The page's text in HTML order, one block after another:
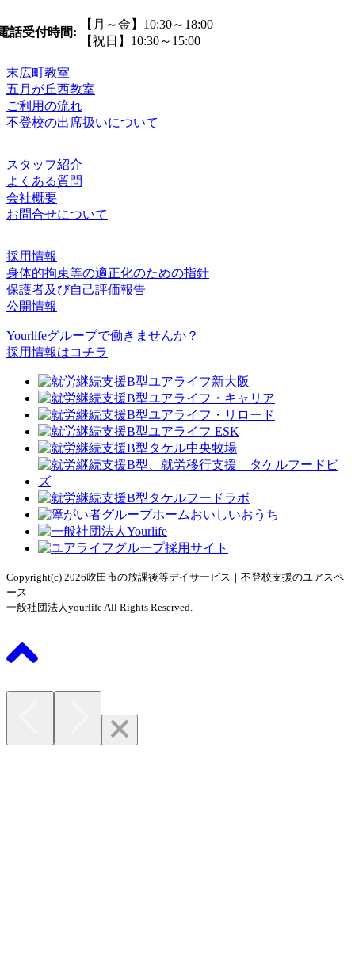
話受付時間:
【月～金】10:30～18:00
【祝日】10:30～15:00
末広町教室
五月が丘西教室
ご利用の流れ
不登校の出席扱いについて
スタッフ紹介
よくある質問
会社概要
お問合せについて
採用情報
身体的拘束等の適正化のための指針
保護者及び自己評価報告
公開情報
Yourlifeグループで働きませんか？
採用情報はコチラ
Copyright(c) 2026吹田市の放課後等デイサービス｜不登校支援のユアスペ
ース
一般社団法人yourlife All Rights Reserved.